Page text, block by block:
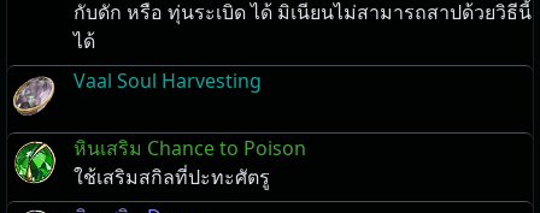
กับดัก หรือ ทุ่นระเบิด ได้ มิเนียนไม่สามารถสาปด้วยวิธีนี้
ได้
Vaal Soul Harvesting
หินเสริม Chance to Poison
ใช้เสริมสกิลที่ปะทะศัตรู